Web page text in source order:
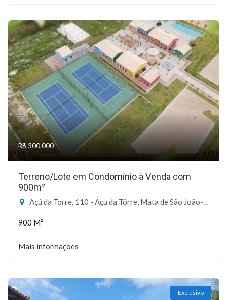
R$ 300.000
Terreno/Lote em Condomínio à Venda com
900m²
Açú da Torre, 110 - Açu da Tôrre, Mata de São João-BA
900 M²
Mais informações
Exclusivo